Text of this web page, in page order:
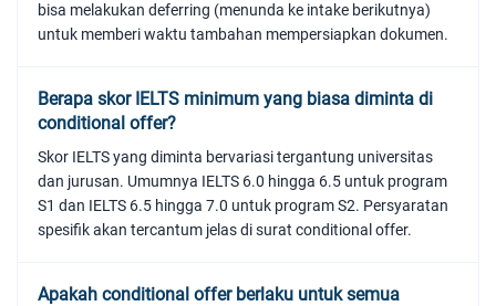
bisa melakukan deferring (menunda ke intake berikutnya)
untuk memberi waktu tambahan mempersiapkan dokumen.
Berapa skor IELTS minimum yang biasa diminta di
conditional offer?
Skor IELTS yang diminta bervariasi tergantung universitas
dan jurusan. Umumnya IELTS 6.0 hingga 6.5 untuk program
S1 dan IELTS 6.5 hingga 7.0 untuk program S2. Persyaratan
spesifik akan tercantum jelas di surat conditional offer.
Apakah conditional offer berlaku untuk semua